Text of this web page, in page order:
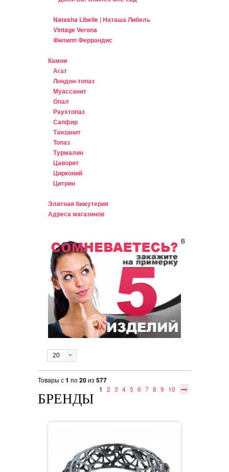
Natasha Libelle | Наташа Либель
Vintage Verona
Филипп Феррандис
Камни
Агат
Лондон-топаз
Муассанит
Опал
Раухтопаз
Сапфир
Танзанит
Топаз
Турмалин
Цаворит
Цирконий
Цитрин
Элитная бижутерия
Адреса магазинов
20
Товары с1 по20из 577
1 2 3 4 5 6 7 8 9 10
БРЕНДЫ
В